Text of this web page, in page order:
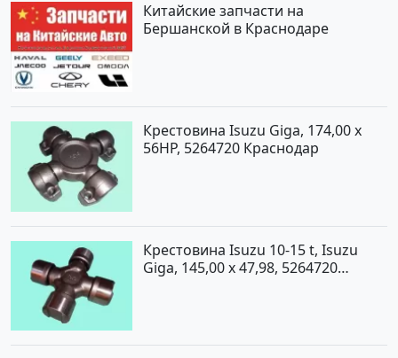
Китайские запчасти на
Бершанской в Краснодаре
Крестовина Isuzu Giga, 174,00 x
56HP, 5264720 Краснодар
Крестовина Isuzu 10-15 t, Isuzu
Giga, 145,00 x 47,98, 5264720